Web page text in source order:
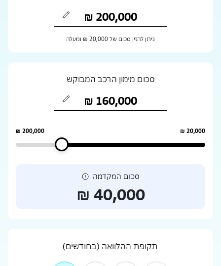
ניתן להזין סכום של ‏20,000 ₪ ומעלה
סכום מימון הרכב המבוקש
סכום המקדמה
‏40,000 ₪
תקופת ההלוואה (בחודשים)